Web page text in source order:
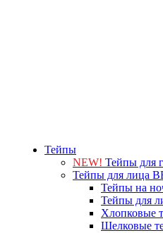
Тейпы
NEW! Тейпы для
Тейпы для лица
Тейпы на
Тейпы для
Хлопковые
Шелковые